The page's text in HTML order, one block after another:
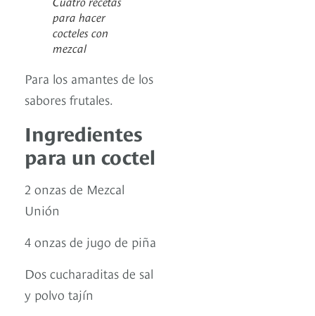
para hacer
cocteles con
mezcal
Para los amantes de los
sabores frutales.
Ingredientes
para un coctel
2 onzas de Mezcal
Unión
4 onzas de jugo de piña
Dos cucharaditas de sal
y polvo tajín